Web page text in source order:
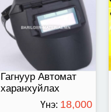
Гагнуур Автомат
харанхуйлах
нүүрний маск
Үнэ: 18,000
4 кг-аар савласан